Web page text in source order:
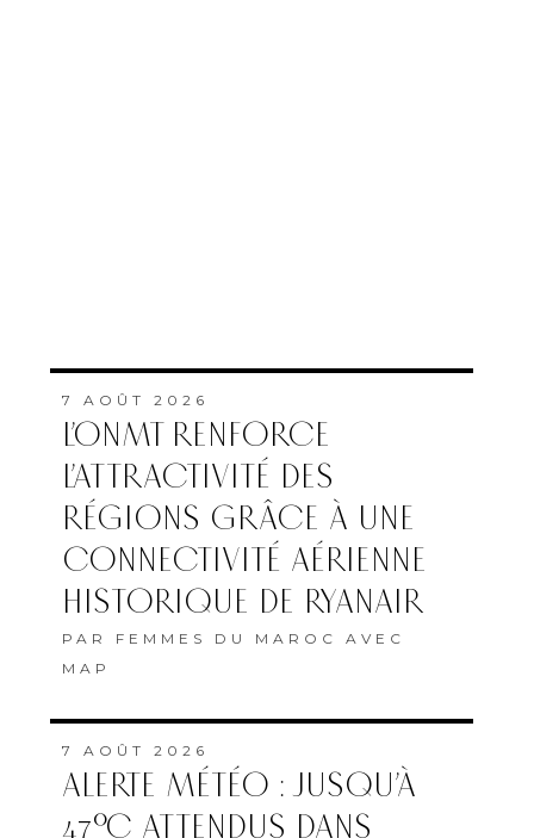
7 AOÛT 2026
L’ONMT RENFORCE
L’ATTRACTIVITÉ DES
RÉGIONS GRÂCE À UNE
CONNECTIVITÉ AÉRIENNE
HISTORIQUE DE RYANAIR
PAR FEMMES DU MAROC AVEC
MAP
7 AOÛT 2026
ALERTE MÉTÉO : JUSQU’À
47°C ATTENDUS DANS